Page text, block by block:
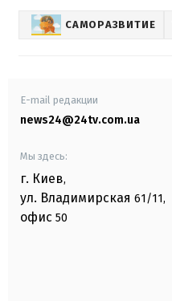
САМОРАЗВИТИЕ
E-mail редакции
news24@24tv.com.ua
Мы здесь:
г. Киев,
ул. Владимирская 61/11,
офис 50